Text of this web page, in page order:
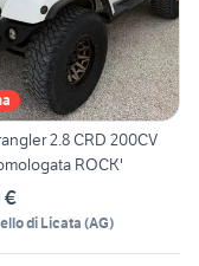
2.8 CRD 200CV
ROCK'
€
di Licata(AG)